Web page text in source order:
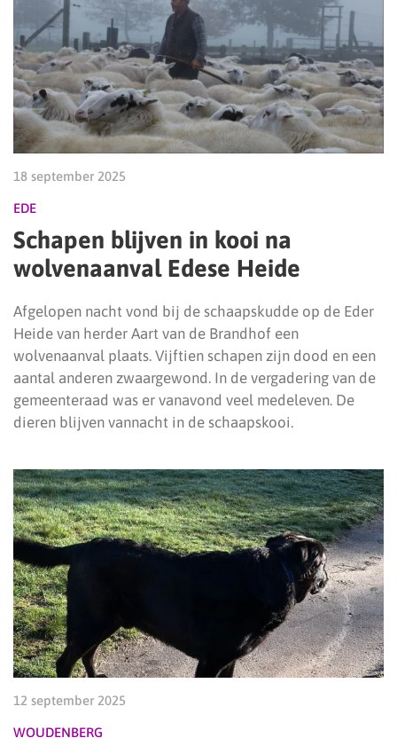
18 september 2025
EDE
Schapen blijven in kooi na
wolvenaanval Edese Heide
Afgelopen nacht vond bij de schaapskudde op de Eder
Heide van herder Aart van de Brandhof een
wolvenaanval plaats. Vijftien schapen zijn dood en een
aantal anderen zwaargewond. In de vergadering van de
gemeenteraad was er vanavond veel medeleven. De
dieren blijven vannacht in de schaapskooi.
12 september 2025
WOUDENBERG